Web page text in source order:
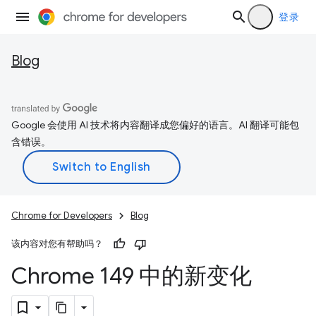
登录
Blog
Google 会使用 AI 技术将内容翻译成您偏好的语言。AI 翻译可能包
含错误。
Chrome for Developers Blog
该内容对您有帮助吗？
Chrome 149 中的新变化